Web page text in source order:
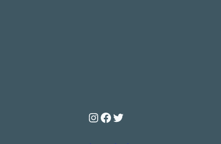
Instagram
Facebook
Twitter